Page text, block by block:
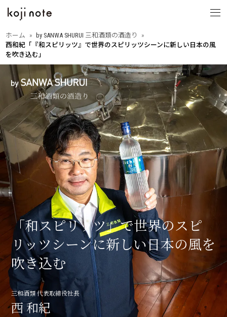
koji note
from OITA
大分を巡る
・大分の歩きたくなる道
・相原正明フォトエッセイ
with PEOPLE
縁ある人たち
・大分ゆかりのあの人
・大分に暮らすということ
think KOJI
麹文化と発酵
・Dr.下田の新本格焼酎論
・もっと語ろう麹と発酵
・はじめての発酵食レシピ
・麹と発酵の基礎講座
by SANWA SHURUI
三和酒類の酒造り
about CCRN
麹プロジェクト
ホーム
by SANWA SHURUI 三和酒類の酒造り
西和紀「『和スピリッツ』で世界のスピリッツシーンに新しい日本の風
を吹き込む」
「和スピリッツ」で世界のスピ
リッツシーンに新しい日本の風を
吹き込む
三和酒類 代表取締役社長
西 和紀